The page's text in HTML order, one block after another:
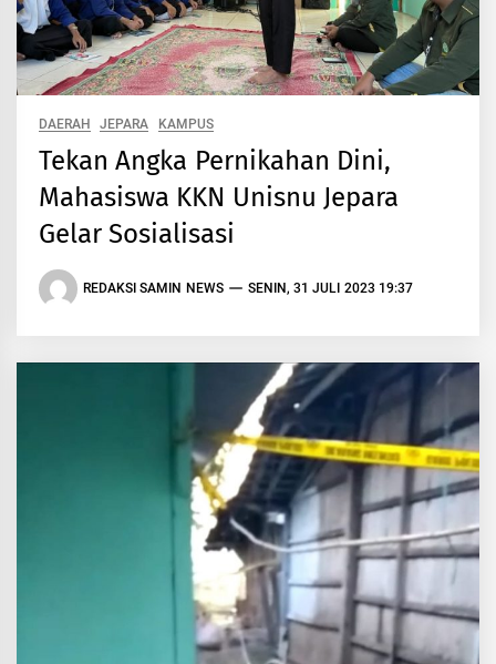
DAERAH JEPARA KAMPUS
Tekan Angka Pernikahan Dini,
Mahasiswa KKN Unisnu Jepara
Gelar Sosialisasi
REDAKSI SAMIN NEWS SENIN, 31 JULI 2023 19:37